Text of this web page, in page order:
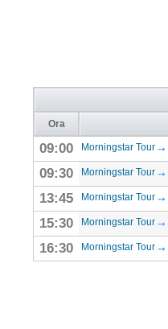
Ora
09:00 Morningstar Tour
09:30 Morningstar Tour
13:45 Morningstar Tour
15:30 Morningstar Tour
16:30 Morningstar Tour